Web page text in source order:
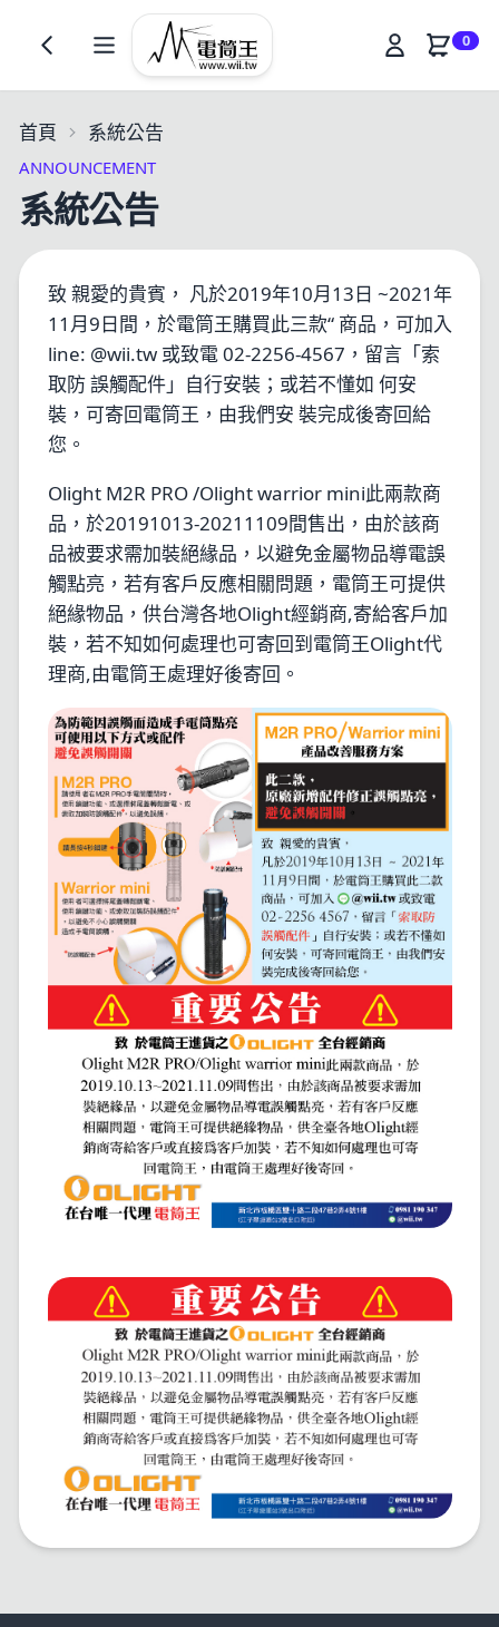
0
首頁 系統公告
ANNOUNCEMENT
系統公告
致 親愛的貴賓， 凡於2019年10月13日 ~2021年
11月9日間，於電筒王購買此三款“ 商品，可加入
line: @wii.tw 或致電 02-2256-4567，留言「索
取防 誤觸配件」自行安裝；或若不懂如 何安
裝，可寄回電筒王，由我們安 裝完成後寄回給
您。
Olight M2R PRO /Olight warrior mini此兩款商
品，於20191013-20211109間售出，由於該商
品被要求需加裝絕緣品，以避免金屬物品導電誤
觸點亮，若有客戶反應相關問題，電筒王可提供
絕緣物品，供台灣各地Olight經銷商,寄給客戶加
裝，若不知如何處理也可寄回到電筒王Olight代
理商,由電筒王處理好後寄回。